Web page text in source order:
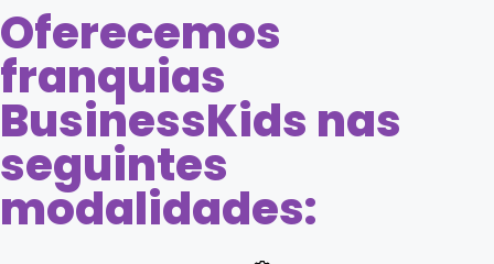
Oferecemos
franquias
BusinessKids nas
seguintes
modalidades: